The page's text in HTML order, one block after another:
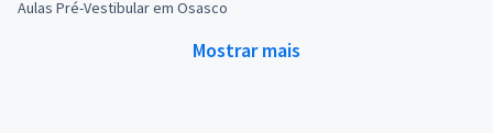
Aulas Pré-Vestibular em Osasco
Mostrar mais